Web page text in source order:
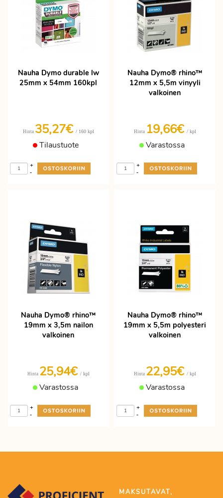
Nauha Dymo durable lw
25mm x 54mm 160kpl
Hinta 35,27€ / 160 kpl
Tilaustuote
-
+
Nauha Dymo® rhino™
12mm x 5,5m vinyyli
valkoinen
Hinta 19,66€ / kpl
Varastossa
-
+
Nauha Dymo® rhino™
19mm x 3,5m nailon
valkoinen
Hinta 25,94€ / kpl
Varastossa
-
+
Nauha Dymo® rhino™
19mm x 5,5m polyesteri
valkoinen
Hinta 22,95€ / kpl
Varastossa
-
+
MAKSUTAVAT,